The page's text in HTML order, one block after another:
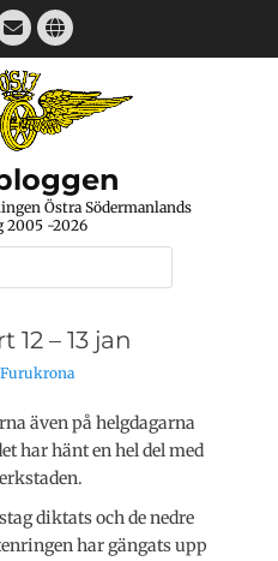
E-
mail
Webbplats
Östra Södermanlands
2005 -2026
– 13 jan
även på helgdagarna
har hänt en hel del med
diktats och de nedre
har gängats upp